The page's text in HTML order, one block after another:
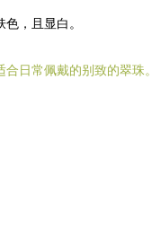
，且显白。
日常佩戴的别致的翠珠。